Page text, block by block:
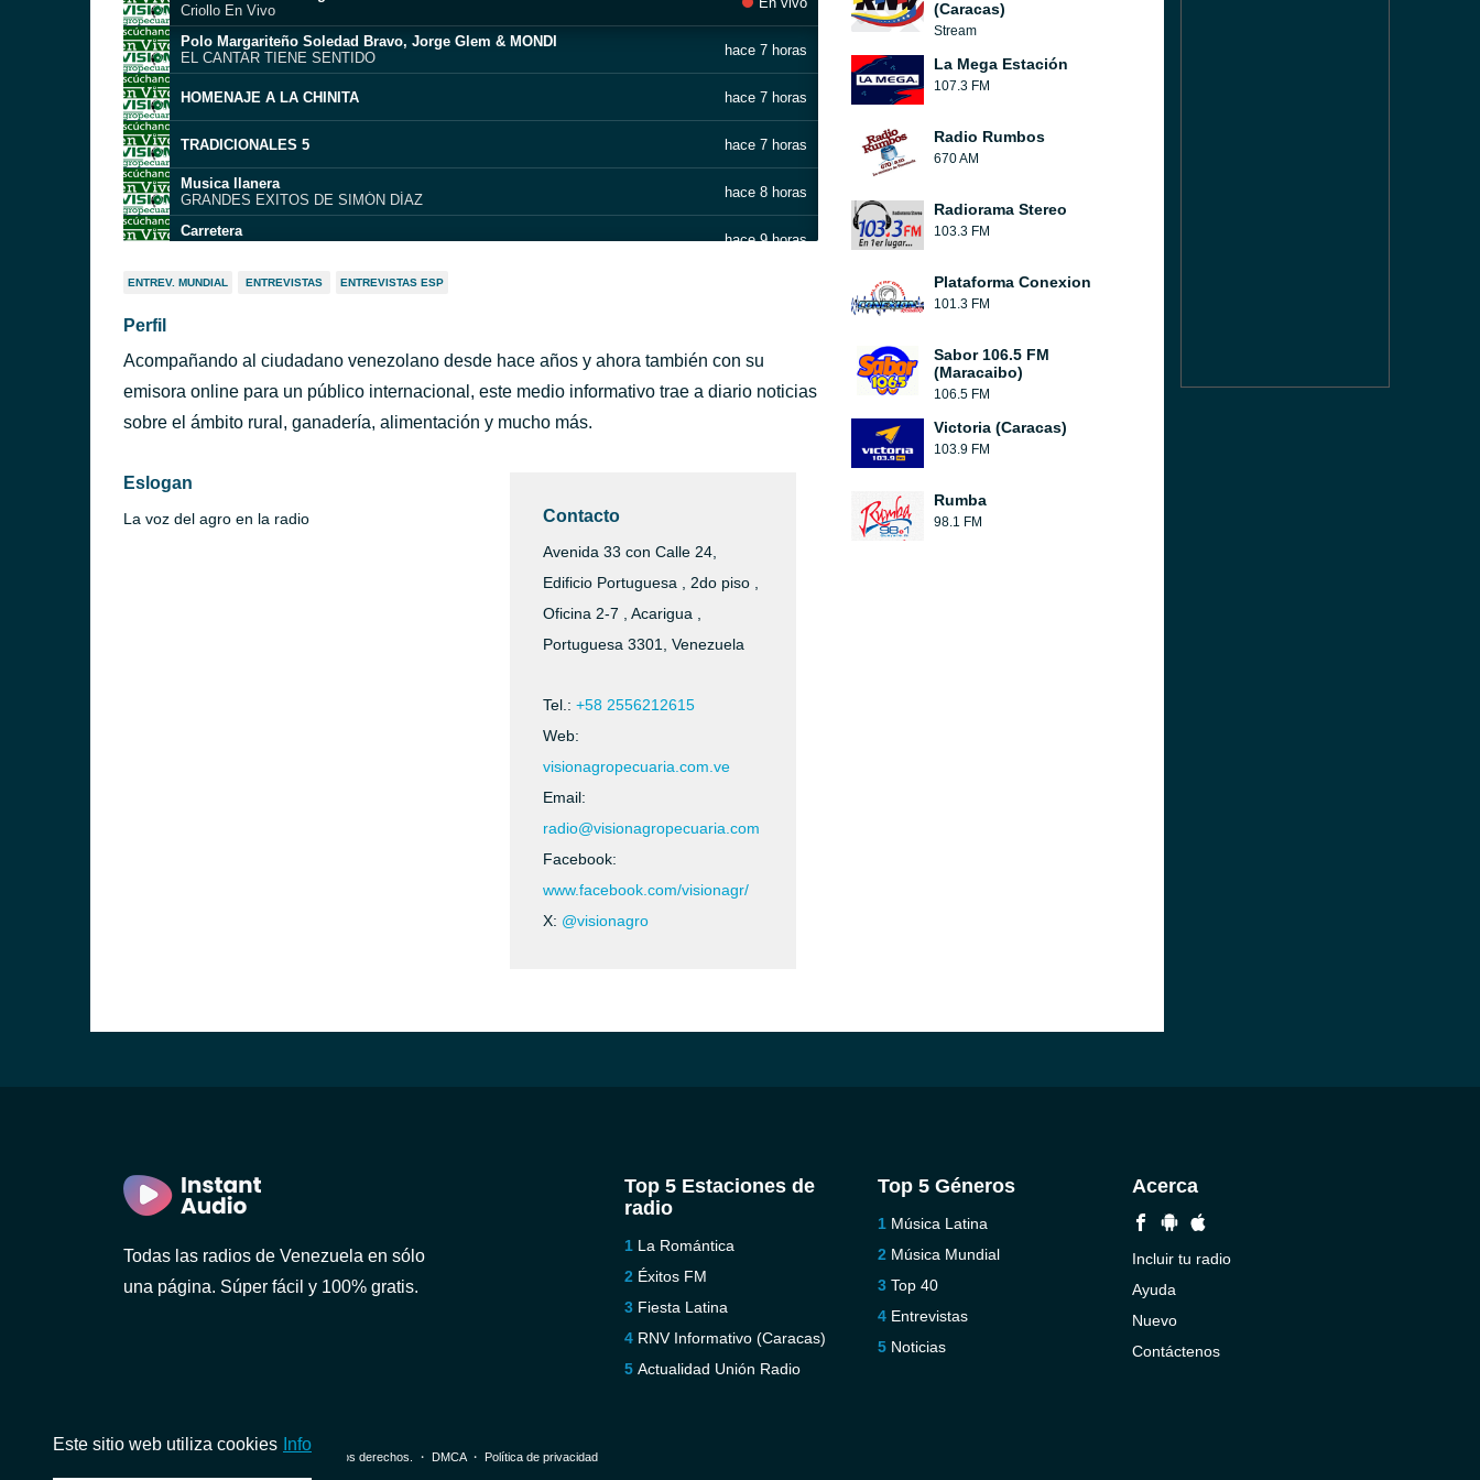
Criollo En Vivo
Polo Margariteño Soledad Bravo, Jorge Glem & MONDI
EL CANTAR TIENE SENTIDO
hace 7 horas
HOMENAJE A LA CHINITA hace 7 horas
TRADICIONALES 5 hace 7 horas
Musica llanera
GRANDES EXITOS DE SIMÓN DÍAZ
hace 8 horas
Carretera
hace 9 horas
Venezuela Galopante
RUMMY OLIVO
hace 11 horas
Diminuta - Autor Luis Arismendi
JONATHAN EVÍES 2026
ENTREV. MUNDIAL ENTREVISTAS ENTREVISTAS ESP
Perfil
Acompañando al ciudadano venezolano desde hace años y ahora también con su
emisora online para un público internacional, este medio informativo trae a diario noticias
sobre el ámbito rural, ganadería, alimentación y mucho más.
Eslogan
La voz del agro en la radio Contacto
Avenida 33 con Calle 24,
Edificio Portuguesa , 2do piso ,
Oficina 2-7 , Acarigua ,
Portuguesa 3301, Venezuela
Tel.: +58 2556212615
Web:
visionagropecuaria.com.ve
Email:
radio@visionagropecuaria.com
Facebook:
www.facebook.com/visionagr/
X: @visionagro
(Caracas)
Stream
La Mega Estación
107.3 FM
Radio Rumbos
670 AM
Radiorama Stereo
103.3 FM
Plataforma Conexion
101.3 FM
Sabor 106.5 FM
(Maracaibo)
106.5 FM
Victoria (Caracas)
103.9 FM
Rumba
98.1 FM
Todas las radios de Venezuela en sólo
una página. Súper fácil y 100% gratis.
Top 5 Estaciones de
radio
La Romántica
Éxitos FM
Fiesta Latina
RNV Informativo (Caracas)
Actualidad Unión Radio
Top 5 Géneros
Música Latina
Música Mundial
Top 40
Entrevistas
Noticias
Acerca
Incluir tu radio
Ayuda
Nuevo
Contáctenos
© 2026 InstantAudio. Reservados todos los derechos. ・ DMCA・ Política de privacidad
Este sitio web utiliza cookies Info